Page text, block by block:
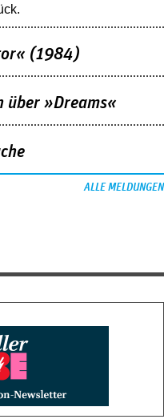
(1984)
über »Dreams«
ALLE MELDUNGEN